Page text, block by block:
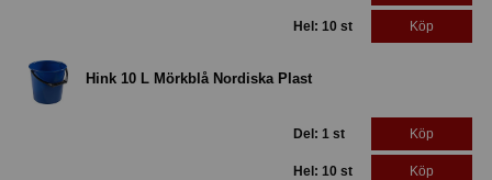
Hel: 10 st Köp
Hink 10 L Mörkblå Nordiska Plast
Del: 1 st Köp
Hel: 10 st Köp